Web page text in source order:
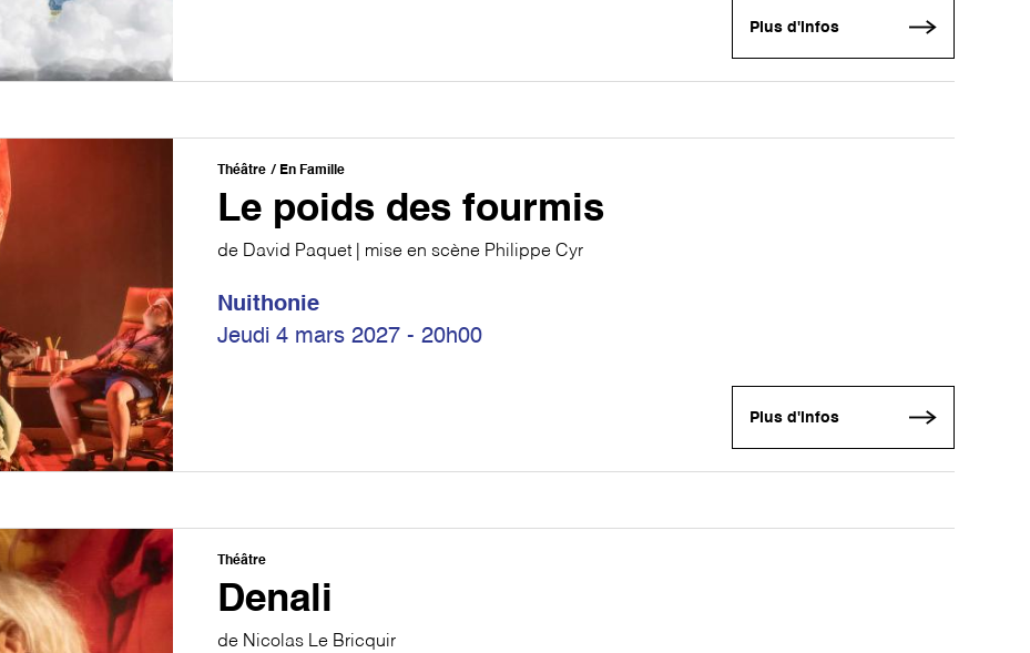
Plus d'infos
Théâtre En Famille
Le poids des fourmis
de David Paquet | mise en scène Philippe Cyr
Nuithonie
Jeudi 4 mars 2027 - 20h00
Plus d'infos
Théâtre
Denali
de Nicolas Le Bricquir